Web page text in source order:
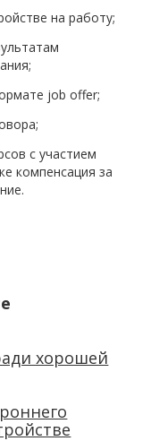
на работу;
job offer;
с участием
компенсация за
хорошей